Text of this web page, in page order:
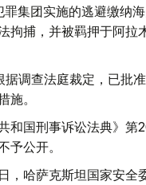
集团实施的逃避缴纳
拘捕，并被羁押于阿拉
调查法庭裁定，已批
施。
和国刑事诉讼法典》第
予公开。
，哈萨克斯坦国家安全